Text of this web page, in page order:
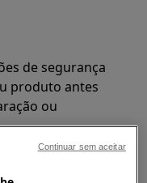
de segurança
produto antes
ou
user-manuals/
Continuar sem aceitar